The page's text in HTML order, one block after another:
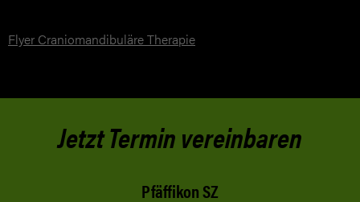
Flyer Craniomandibuläre Therapie
Jetzt Termin vereinbaren
Pfäffikon SZ